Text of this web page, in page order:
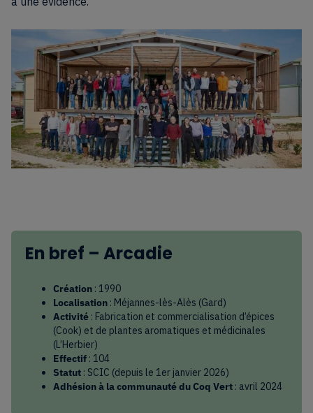
En bref – Arcadie
Création : 1990
Localisation : Méjannes-lès-Alès (Gard)
Activité : Fabrication et commercialisation d’épices
(Cook) et de plantes aromatiques et médicinales
(L’Herbier)
Effectif : 104
Statut : SCIC (depuis le 1er janvier 2026)
Adhésion à la communauté du Coq Vert : avril 2024